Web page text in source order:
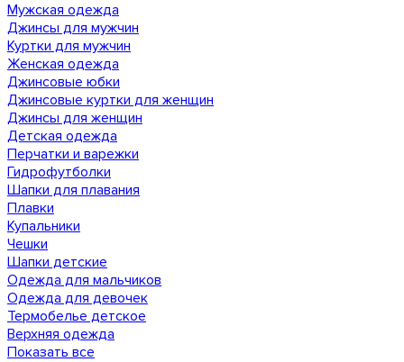
Мужская одежда
Джинсы для мужчин
Куртки для мужчин
Женская одежда
Джинсовые юбки
Джинсовые куртки для женщин
Джинсы для женщин
Детская одежда
Перчатки и варежки
Гидрофутболки
Шапки для плавания
Плавки
Купальники
Чешки
Шапки детские
Одежда для мальчиков
Одежда для девочек
Термобелье детское
Верхняя одежда
Показать все